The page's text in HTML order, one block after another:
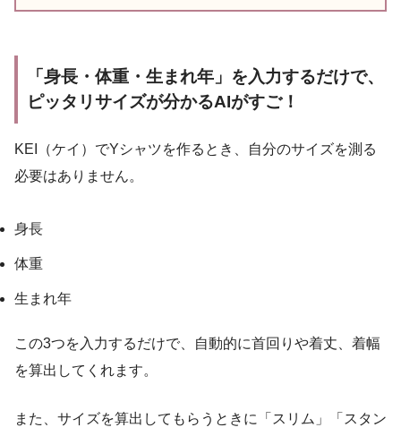
「身長・体重・生まれ年」を入力するだけで、
ピッタリサイズが分かるAIがすご！
KEI（ケイ）でYシャツを作るとき、自分のサイズを測る
必要はありません。
身長
体重
生まれ年
この3つを入力するだけで、自動的に首回りや着丈、着幅
を算出してくれます。
また、サイズを算出してもらうときに「スリム」「スタン